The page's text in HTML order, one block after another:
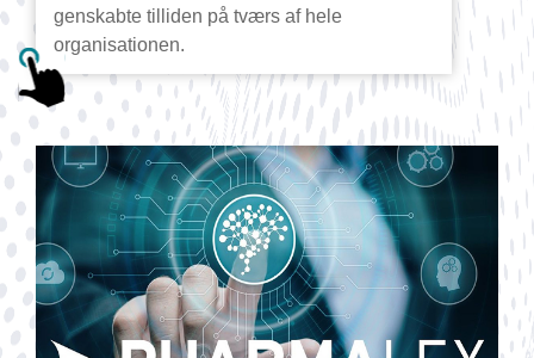
genskabte tilliden på tværs af hele
organisationen.